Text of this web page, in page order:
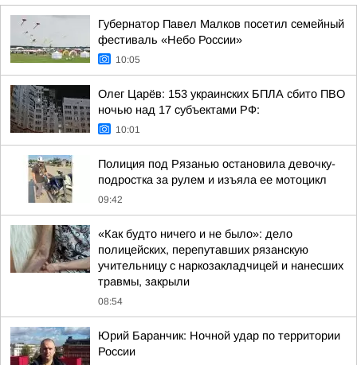
Губернатор Павел Малков посетил семейный
фестиваль «Небо России»
10:05
Олег Царёв: 153 украинских БПЛА сбито ПВО
ночью над 17 субъектами РФ:
10:01
Полиция под Рязанью остановила девочку-
подростка за рулем и изъяла ее мотоцикл
09:42
«Как будто ничего и не было»: дело
полицейских, перепутавших рязанскую
учительницу с наркозакладчицей и нанесших
травмы, закрыли
08:54
Юрий Баранчик: Ночной удар по территории
России